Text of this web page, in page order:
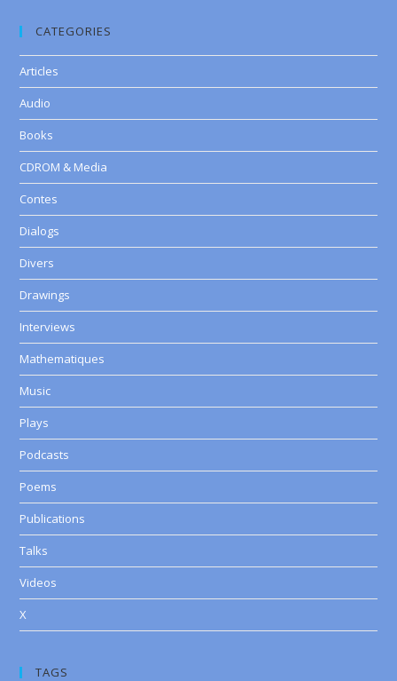
CATEGORIES
Articles
Audio
Books
CDROM & Media
Contes
Dialogs
Divers
Drawings
Interviews
Mathematiques
Music
Plays
Podcasts
Poems
Publications
Talks
Videos
X
TAGS